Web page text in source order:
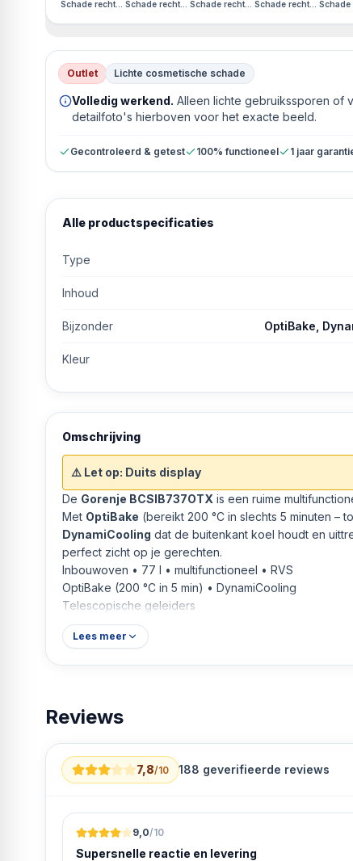
Schade rechterzijkantSchade rechterzijkantSchade rechterzijkantSchade rechterzijkant
Schade
Outlet Lichte cosmetische schade
Volledig werkend. Alleen lichte gebruikssporen of
detailfoto's hierboven voor het exacte beeld.
Gecontroleerd & getest 100% functioneel 1 jaar
Alle productspecificaties
Type
Inhoud
Bijzonder OptiBake,
Kleur
Omschrijving
⚠️ Let op: Duits display
De Gorenje BCSIB737OTX is een ruime
Met OptiBake (bereikt 200 °C in slechts 5 minuten –
DynamiCooling dat de buitenkant koel houdt en
perfect zicht op je gerechten.
Inbouwoven • 77 l • multifunctioneel • RVS
OptiBake (200 °C in 5 min) • DynamiCooling
Telescopische geleiders
Lees meer
Reviews
7,8/10 188 geverifieerde reviews
9,0/10
Supersnelle reactie en levering